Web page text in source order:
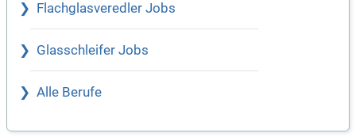
Flachglasveredler Jobs
Glasschleifer Jobs
Alle Berufe